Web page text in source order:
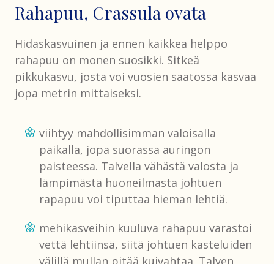
Rahapuu, Crassula ovata
Hidaskasvuinen ja ennen kaikkea helppo
rahapuu on monen suosikki. Sitkeä
pikkukasvu, josta voi vuosien saatossa kasvaa
jopa metrin mittaiseksi.
viihtyy mahdollisimman valoisalla
paikalla, jopa suorassa auringon
paisteessa. Talvella vähästä valosta ja
lämpimästä huoneilmasta johtuen
rapapuu voi tiputtaa hieman lehtiä.
mehikasveihin kuuluva rahapuu varastoi
vettä lehtiinsä, siitä johtuen kasteluiden
välillä mullan pitää kuivahtaa. Talven